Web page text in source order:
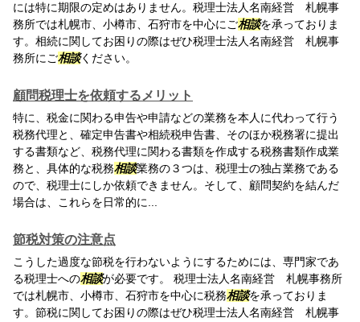
には特に期限の定めはありません。税理士法人名南経営 札幌事
務所では札幌市、小樽市、石狩市を中心にご相談を承っておりま
す。相続に関してお困りの際はぜひ税理士法人名南経営 札幌事
務所にご相談ください。
顧問税理士を依頼するメリット
特に、税金に関わる申告や申請などの業務を本人に代わって行う
税務代理と、確定申告書や相続税申告書、そのほか税務署に提出
する書類など、税務代理に関わる書類を作成する税務書類作成業
務と、具体的な税務相談業務の３つは、税理士の独占業務である
ので、税理士にしか依頼できません。そして、顧問契約を結んだ
場合は、これらを日常的に...
節税対策の注意点
こうした過度な節税を行わないようにするためには、専門家であ
る税理士への相談が必要です。 税理士法人名南経営 札幌事務所
では札幌市、小樽市、石狩市を中心に税務相談を承っておりま
す。節税に関してお困りの際はぜひ税理士法人名南経営 札幌事